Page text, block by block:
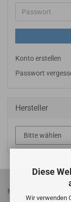
Diese
Wir verwenden
Adresse
Passwort
Konto erstellen
Passwort
Hersteller
MEHR ÜBER...